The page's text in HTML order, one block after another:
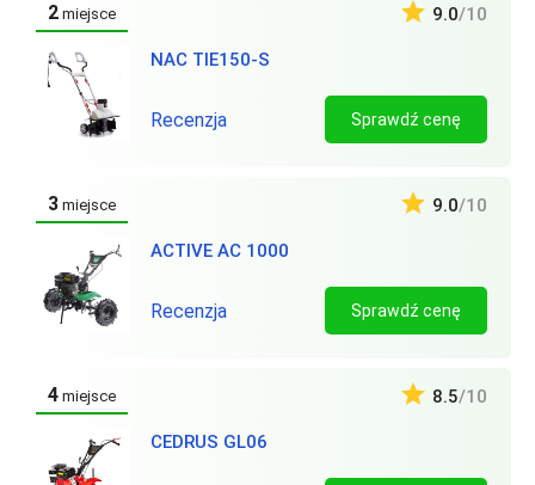
2 miejsce
NAC TIE150-S
9.0/10
Recenzja Sprawdź cenę
3 miejsce
ACTIVE AC 1000
9.0/10
Recenzja Sprawdź cenę
4 miejsce
CEDRUS GL06
8.5/10